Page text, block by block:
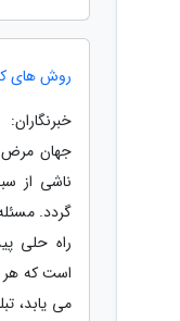
روش های
جهان مرض
ناشی از
گردد.
راه حلی
است که هر
می یابد،